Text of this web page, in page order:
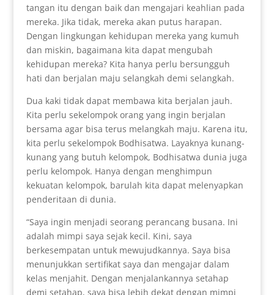
tangan itu dengan baik dan mengajari keahlian pada
mereka. Jika tidak, mereka akan putus harapan.
Dengan lingkungan kehidupan mereka yang kumuh
dan miskin, bagaimana kita dapat mengubah
kehidupan mereka? Kita hanya perlu bersungguh
hati dan berjalan maju selangkah demi selangkah.
Dua kaki tidak dapat membawa kita berjalan jauh.
Kita perlu sekelompok orang yang ingin berjalan
bersama agar bisa terus melangkah maju. Karena itu,
kita perlu sekelompok Bodhisatwa. Layaknya kunang-
kunang yang butuh kelompok, Bodhisatwa dunia juga
perlu kelompok. Hanya dengan menghimpun
kekuatan kelompok, barulah kita dapat melenyapkan
penderitaan di dunia.
“Saya ingin menjadi seorang perancang busana. Ini
adalah mimpi saya sejak kecil. Kini, saya
berkesempatan untuk mewujudkannya. Saya bisa
menunjukkan sertifikat saya dan mengajar dalam
kelas menjahit. Dengan menjalankannya setahap
demi setahap, saya bisa lebih dekat dengan mimpi